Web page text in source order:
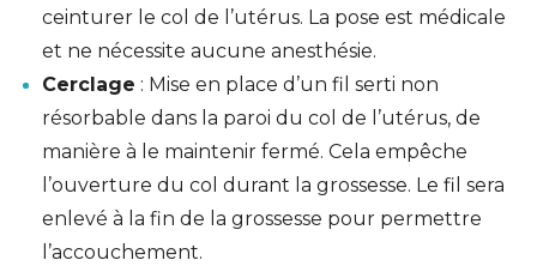
ceinturer le col de l’utérus. La pose est médicale
et ne nécessite aucune anesthésie.
Cerclage : Mise en place d’un fil serti non
résorbable dans la paroi du col de l’utérus, de
manière à le maintenir fermé. Cela empêche
l’ouverture du col durant la grossesse. Le fil sera
enlevé à la fin de la grossesse pour permettre
l’accouchement.